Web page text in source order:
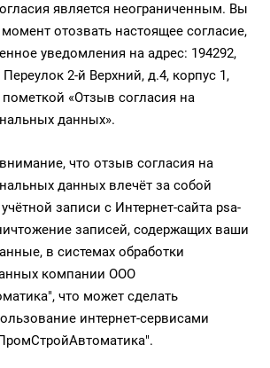
является неограниченным. Вы
отозвать настоящее согласие,
уведомления на адрес: 194292,
Переулок 2-й Верхний, д.4, корпус 1,
«Отзыв согласия на
данных».
что отзыв согласия на
данных влечёт за собой
записи с Интернет-сайта psa-
записей, содержащих ваши
в системах обработки
компании ООО
что может сделать
интернет-сервисами